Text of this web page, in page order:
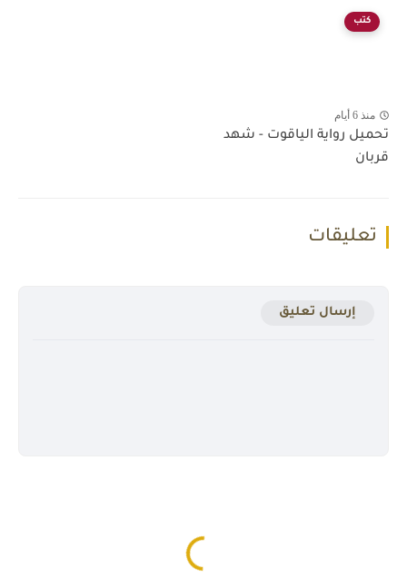
كتب
منذ 6 أيام
تحميل رواية الياقوت - شهد
قربان
تعليقات
إرسال تعليق